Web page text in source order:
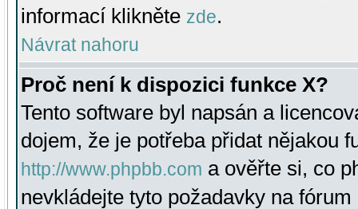
informací klikněte zde.
Návrat nahoru
Proč není k dispozici funkce X?
Tento software byl napsán a
dojem, že je potřeba přidat nějakou
http://www.phpbb.com a ověřte si, co
nevkládejte tyto požadavky na